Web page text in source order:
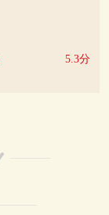
5.3分